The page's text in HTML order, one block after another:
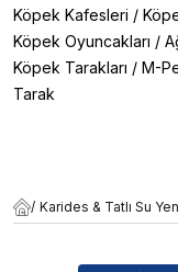
Köpek Kafesleri /
Köpek Oyuncakları /
Köpek Tarakları / M-
Tarak
/ Karides & Tatlı Su